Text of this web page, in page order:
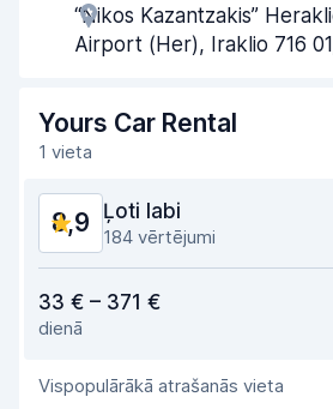
Saņemšanas ātrums
Auto tīrība
Automašīnas stāvoklis
“Nikos Kazantzakis”
Airport (Her), Iraklio 716
Yours Car Rental
1 vieta
8,9 Ļoti labi
184 vērtējumi
Viegli atrast
Aģentu atbalsts
33 € – 371 €
dienā
Vispopulārākā atrašanās vieta